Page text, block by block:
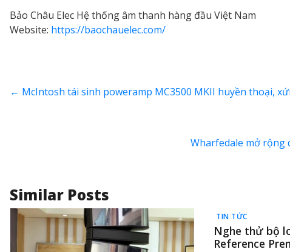
Bảo Châu Elec Hệ thống âm thanh hàng đầu Việt Nam
Website: https://baochauelec.com/
← McIntosh tái sinh poweramp MC3500 MKII huyền thoại,
Wharfedale mở rộng
Similar Posts
TIN TỨC
Nghe thử bộ
Reference